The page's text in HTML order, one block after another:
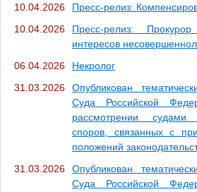
10.04.2026
Пресс-релиз:
10.04.2026
Пресс-релиз:
интересов
06.04.2026
Некролог
31.03.2026
Опубликован
Суда Российской
рассмотрении
споров, связанных с
положений
31.03.2026
Опубликован
Суда Российской